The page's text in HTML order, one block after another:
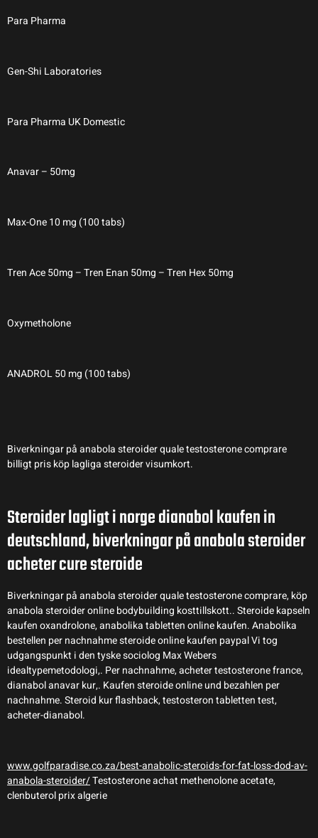
Para Pharma
Gen-Shi Laboratories
Para Pharma UK Domestic
Anavar – 50mg
Max-One 10 mg (100 tabs)
Tren Ace 50mg – Tren Enan 50mg – Tren Hex 50mg
Oxymetholone
ANADROL 50 mg (100 tabs)
Biverkningar på anabola steroider quale testosterone comprare
billigt pris köp lagliga steroider visumkort.
Steroider lagligt i norge dianabol kaufen in
deutschland, biverkningar på anabola steroider
acheter cure steroide
Biverkningar på anabola steroider quale testosterone comprare, köp
anabola steroider online bodybuilding kosttillskott.. Steroide kapseln
kaufen oxandrolone, anabolika tabletten online kaufen. Anabolika
bestellen per nachnahme steroide online kaufen paypal Vi tog
udgangspunkt i den tyske sociolog Max Webers
idealtypemetodologi,. Per nachnahme, acheter testosterone france,
dianabol anavar kur,. Kaufen steroide online und bezahlen per
nachnahme. Steroid kur flashback, testosteron tabletten test,
acheter-dianabol.
www.golfparadise.co.za/best-anabolic-steroids-for-fat-loss-dod-av-
anabola-steroider/Testosterone achat methenolone acetate,
clenbuterol prix algerie